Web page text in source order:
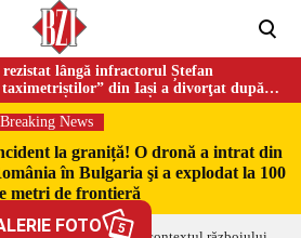
lângă infractorul Ștefan
din Iași a divorţat după
Breaking News
la graniță! O dronă a intrat din
în Bulgaria şi a explodat la 100
metri de frontieră
FOTO 5